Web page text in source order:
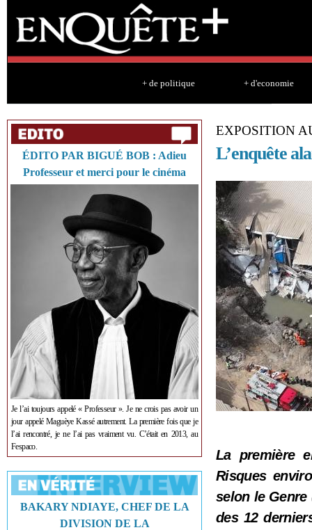
+ de politique + d'economie
ÉDITO PAR BIGUÉ BOB : Adieu
Professeur et merci pour le cinéma
Je l’ai toujours appelé « Professeur ». Je ne crois pas avoir un
jour appelé Maguèye Kassé autrement. La première fois que je
l’ai rencontré, je ne l’ai pas vraiment vu. C’était en 2013, au
Fespaco.
BAKARY NDIAYE, CHEF DE LA
DIVISION DE LA
EXPOSITION
L’enquête
La première
Risques
selon le Genre
des 12